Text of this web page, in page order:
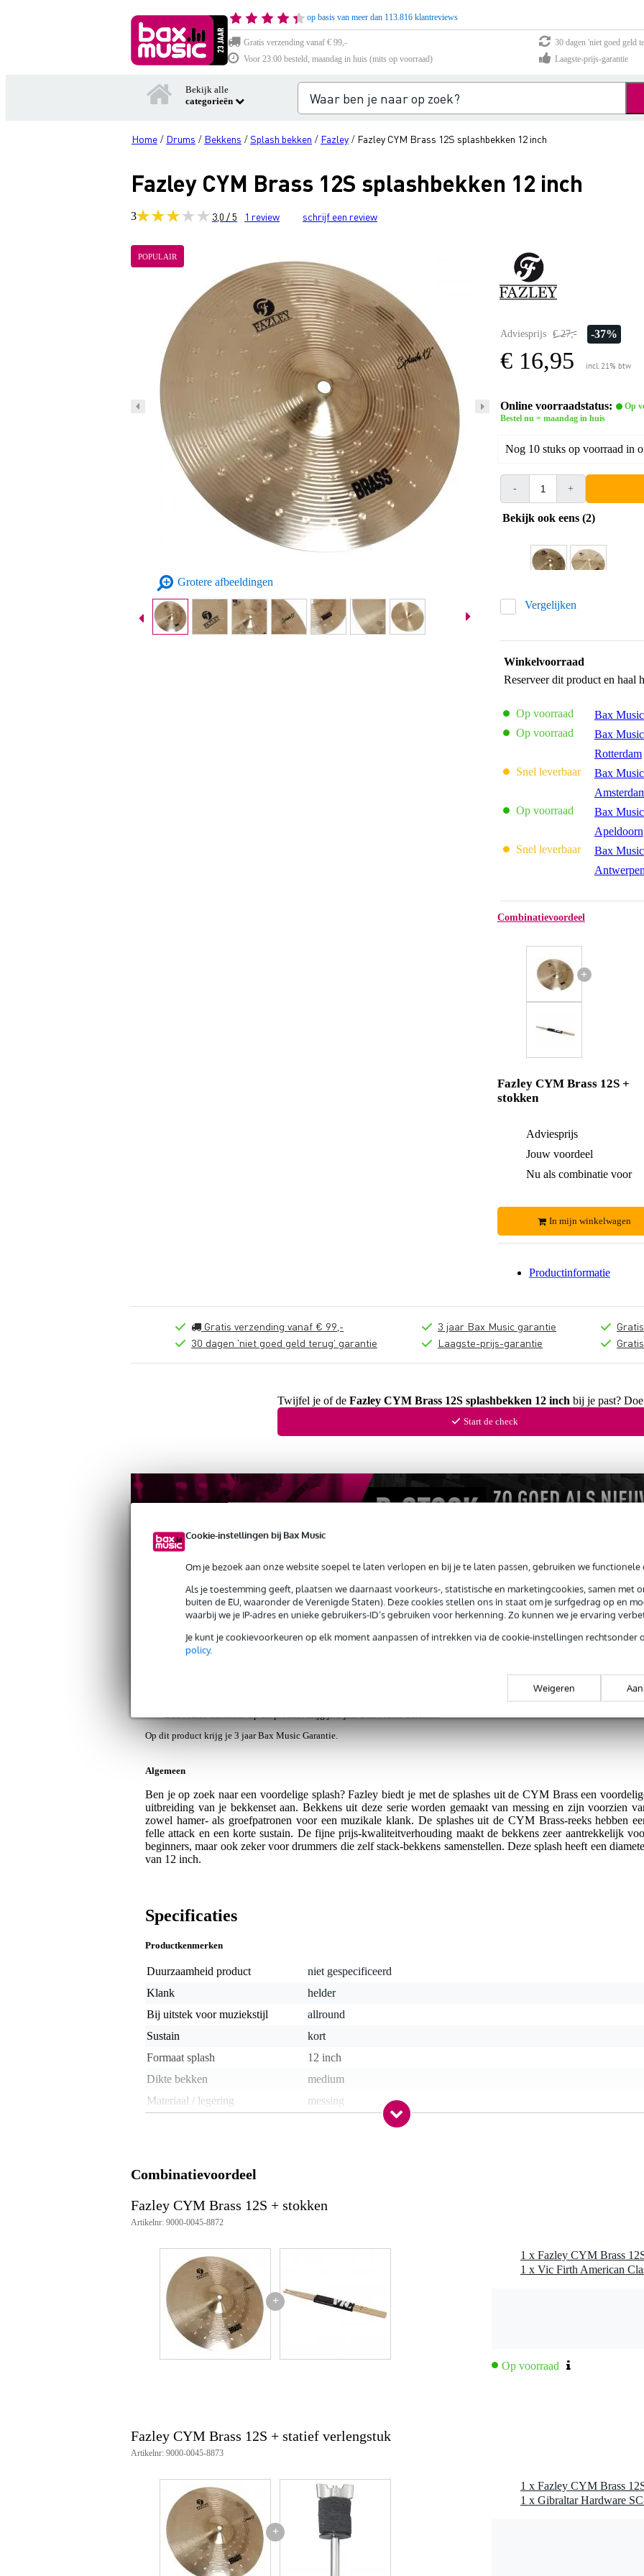
Cookie-instellingen bij Bax Music
Om je bezoek aan onze website soepel te laten verlopen en bij je te laten passen, gebruiken we functionele
Als je toestemming geeft, plaatsen we daarnaast voorkeurs-, statistische en marketingcookies, samen met
buiten de EU, waaronder de Verenigde Staten). Deze cookies stellen ons in staat om je surfgedrag op en
waarbij we je IP-adres en unieke gebruikers-ID’s gebruiken voor herkenning. Zo kunnen we je ervaring
Je kunt je cookievoorkeuren op elk moment aanpassen of intrekken via de cookie-instellingen rechtsonder
policy.
Weigeren
op basis van meer dan 113.816 klantreviews
Gratis verzending vanaf € 99,-
30 dagen 'niet goed geld
Voor 23:00 besteld, maandag in huis (mits op voorraad)
Laagste-prijs-garantie
Bekijk alle
categorieën
Home / Drums / Bekkens /Splash bekken / Fazley / Fazley CYM Brass 12S splashbekken 12 inch
Fazley CYM Brass 12S splashbekken 12 inch
3 3,0 / 5 1 review schrijf een review
POPULAIR
Grotere afbeeldingen
Adviesprijs € 27,- -37%
€ 16,95 incl. 21% btw
Online voorraadstatus:
Op
Bestel nu = maandag in huis
Nog 10 stuks op voorraad in
- +
Bekijk ook eens (2)
Vergelijken
Winkelvoorraad
Reserveer dit product en haal
Op voorraad Bax
Op voorraad
Bax
Rotterdam
Snel leverbaar
Bax
Op voorraad
Bax
Apeldoorn
Snel leverbaar
Bax
Antwerpen
Combinatievoordeel
+
Fazley CYM Brass 12S +
stokken
Adviesprijs
Jouw voordeel
Nu als combinatie voor
In mijn winkelwagen
Productinformatie
Gratis verzending vanaf € 99,-
30 dagen 'niet goed geld terug' garantie
3 jaar Bax Music garantie
Laagste-prijs-garantie
Twijfel je of de Fazley CYM Brass 12S splashbekken 12 inch bij je past?
Start de check
Productinformatie Reviews(1) Nieuws en items (1)
Fazley CYM Brass 12S splashbekken 12 inch
Bax Music Garantie: Op dit product krijg je 3 jaar Bax Music Garantie.
Op dit product krijg je 3 jaar Bax Music Garantie.
Algemeen
Ben je op zoek naar een voordelige splash? Fazley biedt je met de splashes uit de CYM Brass een
uitbreiding van je bekkenset aan. Bekkens uit deze serie worden gemaakt van messing en zijn voorzien
zowel hamer- als groefpatronen voor een muzikale klank. De splashes uit de CYM Brass-reeks hebben
felle attack en een korte sustain. De fijne prijs-kwaliteitverhouding maakt de bekkens zeer aantrekkelijk
beginners, maar ook zeker voor drummers die zelf stack-bekkens samenstellen. Deze splash heeft een
van 12 inch.
Specificaties
Productkenmerken
Duurzaamheid product
niet gespecificeerd
Klank
helder
Bij uitstek voor muziekstijl
allround
Sustain
kort
Formaat splash
12 inch
Dikte bekken
medium
Materiaal / legering
messing
brilliant / hoogglans
Gewicht en afmetingen inclusief verpakking
Gewicht (incl. verpakking)
454 gr
Afmeting(incl. verpakking)
Fazley splashbekken
serie: Brass (messing, 62% koper, 38% zink)
diameter: 12 inch
materiaal: messing
dikte: 1.2 mm
Combinatievoordeel
Fazley CYM Brass 12S + stokken
Artikelnr: 9000-0045-8872
+
1 x Fazley CYM Brass
Op voorraad
Fazley CYM Brass 12S + statief verlengstuk
Artikelnr: 9000-0045-8873
+
1 x Fazley CYM Brass